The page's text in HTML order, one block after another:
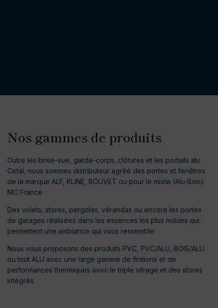
Nos gammes de produits
Outre les brise-vue, garde-corps, clôtures et les portails alu
Cetal, nous sommes distributeur agréé des portes et fenêtres
de la marque ALF, KLINE, BOUVET ou pour le mixte (Alu-Bois)
MC France
Des volets, stores, pergolas, vérandas ou encore les portes
de garages réalisées dans les essences les plus nobles qui
permettent une ambiance qui vous ressemble.
Nous vous proposons des produits PVC, PVC/ALU, BOIS/ALU
ou tout ALU avec une large gamme de finitions et de
performances thermiques avec le triple vitrage et des stores
intégrés.